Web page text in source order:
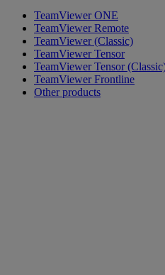
TeamViewer ONE
TeamViewer Remote
TeamViewer (Classic)
TeamViewer Tensor
TeamViewer Tensor
TeamViewer Frontline
Other products